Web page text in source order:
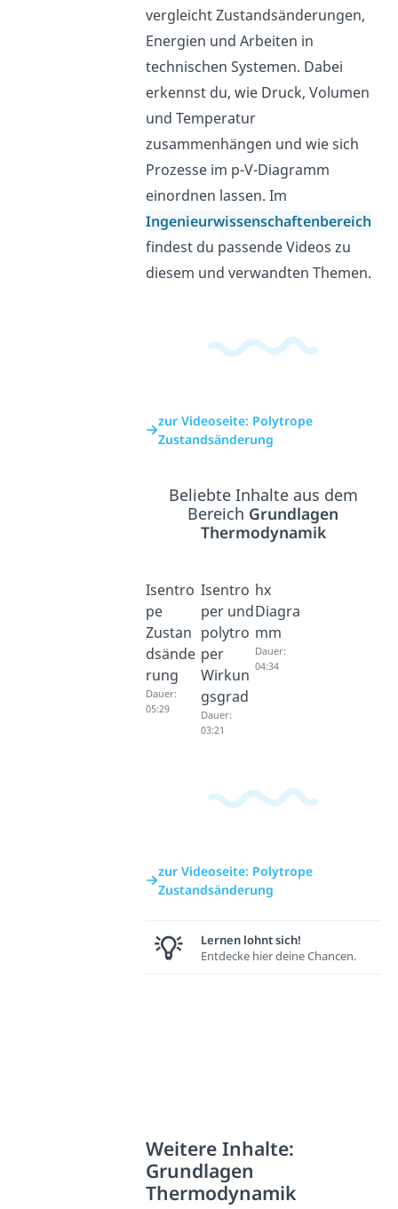
vergleicht Zustandsänderungen,
Energien und Arbeiten in
technischen Systemen. Dabei
erkennst du, wie Druck, Volumen
und Temperatur
zusammenhängen und wie sich
Prozesse im p-V-Diagramm
einordnen lassen. Im
Ingenieurwissenschaftenbereich
findest du passende Videos zu
diesem und verwandten Themen.
zur Videoseite: Polytrope
Zustandsänderung
Beliebte Inhalte aus dem
Bereich Grundlagen
Thermodynamik
Isentro
pe
Zustan
dsände
rung
Dauer:
05:29
Isentro
per und
polytro
per
Wirkun
gsgrad
Dauer:
03:21
hx
Diagra
mm
Dauer:
04:34
zur Videoseite: Polytrope
Zustandsänderung
Lernen lohnt sich!
Entdecke hier deine Chancen.
Weitere Inhalte:
Grundlagen
Thermodynamik